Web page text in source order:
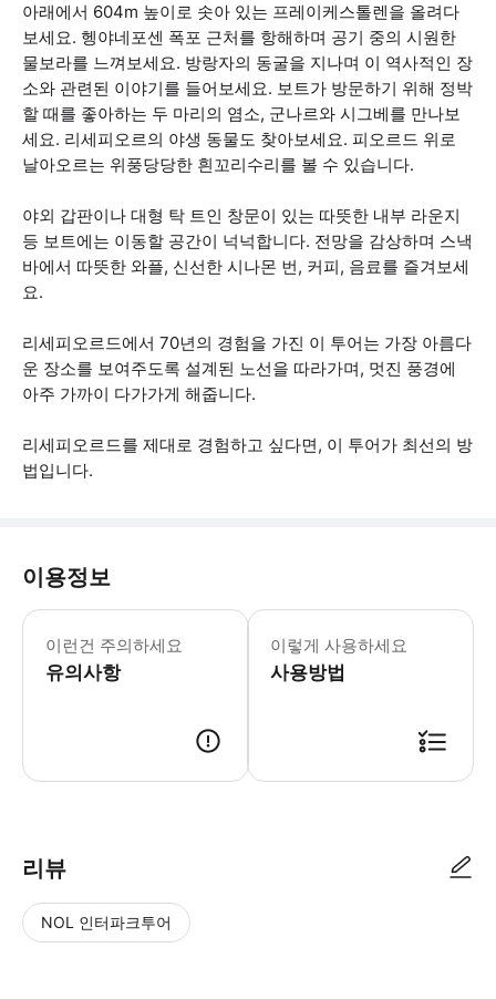
아래에서 604m 높이로 솟아 있는 프레이케스톨렌을 올려다
보세요. 헹야네포센 폭포 근처를 항해하며 공기 중의 시원한
물보라를 느껴보세요. 방랑자의 동굴을 지나며 이 역사적인 장
소와 관련된 이야기를 들어보세요. 보트가 방문하기 위해 정박
할 때를 좋아하는 두 마리의 염소, 군나르와 시그베를 만나보
세요. 리세피오르의 야생 동물도 찾아보세요. 피오르드 위로
날아오르는 위풍당당한 흰꼬리수리를 볼 수 있습니다.
야외 갑판이나 대형 탁 트인 창문이 있는 따뜻한 내부 라운지
등 보트에는 이동할 공간이 넉넉합니다. 전망을 감상하며 스낵
바에서 따뜻한 와플, 신선한 시나몬 번, 커피, 음료를 즐겨보세
요.
리세피오르드에서 70년의 경험을 가진 이 투어는 가장 아름다
운 장소를 보여주도록 설계된 노선을 따라가며, 멋진 풍경에
아주 가까이 다가가게 해줍니다.
리세피오르드를 제대로 경험하고 싶다면, 이 투어가 최선의 방
법입니다.
이용정보
이런건 주의하세요
유의사항
리세피오르드는 어떤 날씨에도 마법
이렇게 사용하세요
사용방법
리뷰
NOL 인터파크투어